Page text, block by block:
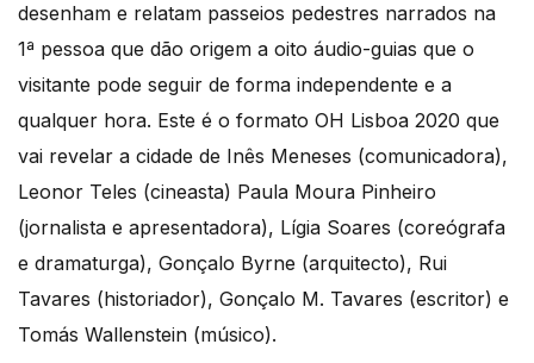
desenham e relatam passeios pedestres narrados na
1ª pessoa que dão origem a oito áudio-guias que o
visitante pode seguir de forma independente e a
qualquer hora. Este é o formato OH Lisboa 2020 que
vai revelar a cidade de Inês Meneses (comunicadora),
Leonor Teles (cineasta) Paula Moura Pinheiro
(jornalista e apresentadora), Lígia Soares (coreógrafa
e dramaturga), Gonçalo Byrne (arquitecto), Rui
Tavares (historiador), Gonçalo M. Tavares (escritor) e
Tomás Wallenstein (músico).